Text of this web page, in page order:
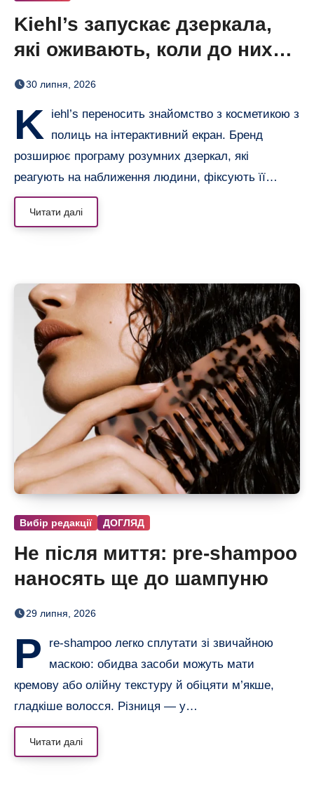
Kiehl’s запускає дзеркала,
які оживають, коли до них
підходиш
30 липня, 2026
K
iehl’s переносить знайомство з косметикою з
полиць на інтерактивний екран. Бренд
розширює програму розумних дзеркал, які
реагують на наближення людини, фіксують її…
Читати далі
Вибір редакції ДОГЛЯД
Не після миття: pre-shampoo
наносять ще до шампуню
29 липня, 2026
P
re-shampoo легко сплутати зі звичайною
маскою: обидва засоби можуть мати
кремову або олійну текстуру й обіцяти м’якше,
гладкіше волосся. Різниця — у…
Читати далі